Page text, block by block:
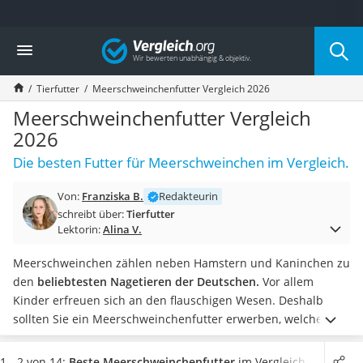
Die beliebtesten Vergleiche nach Kategorie
Drogerie
Inhalator
Haarschneider
Rollator
Braun Rasierer
Katzenklappe (Chip)
Rasierer
Massagepistole
Epilierer
Eiweißpulver
Magnesiumpräparat
Katzenklappe
Nackenmassagegerät
Zeckenschutz Katze
Vergleich
Tierfutter Meerschweinchenfutter Vergleich 2026
Meerschweinchenfutter Vergleich
2026
Die besten Futter für Meerschweinchen im Vergleich.
Von: Franziska B.
Redakteurin
schreibt über:Tierfutter
Lektorin:Alina V.
Meerschweinchen zählen neben Hamstern und Kaninchen zu
den beliebtesten Nagetieren der Deutschen. Vor allem
Kinder erfreuen sich an den flauschigen Wesen. Deshalb
sollten Sie ein Meerschweinchenfutter erwerben, welches die
Tiere bestmöglich ernährt. Dadurch bleiben sie lange
gesund.Verschiedene Meerschweinchenfutter-Tests im